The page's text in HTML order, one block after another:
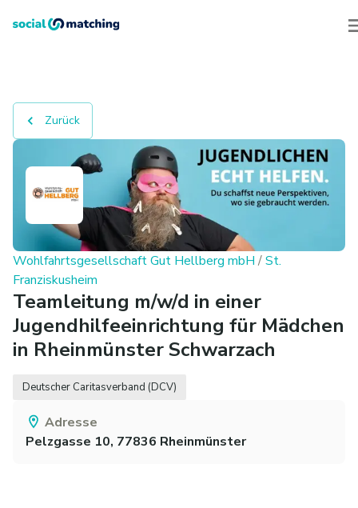
Zurück
Wohlfahrtsgesellschaft Gut Hellberg mbH /St.
Franziskusheim
Teamleitung m/w/d in einer
Jugendhilfeeinrichtung für Mädchen
in Rheinmünster Schwarzach
Deutscher Caritasverband (DCV)
Adresse
Pelzgasse 10, 77836 Rheinmünster